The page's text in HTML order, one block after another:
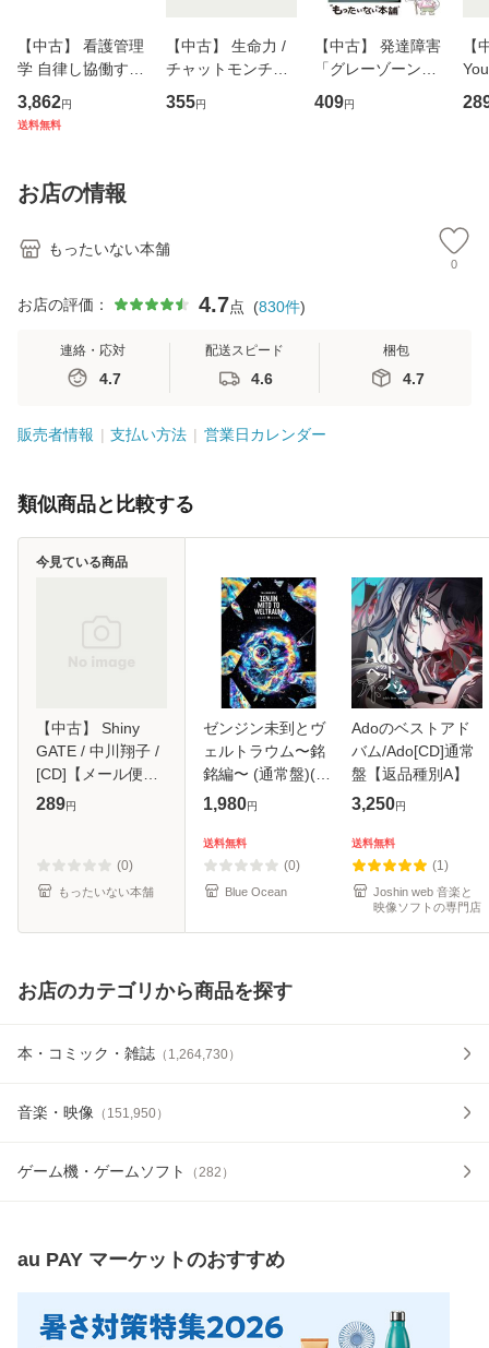
【中古】 看護管理
学 自律し協働する
専門職の看護マネ
ジメントスキル 改
恵 藤本幸三 / 南江
堂 [単行
3,862円
送料無料
【中古】 生命力 /
チャットモンチー /
キューンレコード
[CD]【メール便送
355円
【中古】 発達障害
「グレーゾーン」
その正しい理解と
克服法 (SB新書 57
409円
【
のが
お店の情報
もったいない本舗
0
お店の評価： 4.7点 (830件)
連絡・応対
4.7
配送スピード
4.6
梱包
4.7
販売者情報 支払い方法 営業日カレンダー
類似商品と比較する
【中古】 Shiny
GATE / 中川翔子 /
[CD]【メール便送
料無料】
289円
(0)
もったいない本舗
今見ている商品
ゼンジン未到とヴ
ェルトラウム〜銘
銘編〜 (通常盤)(2
枚組) [DVD]
1,980円
送料無料
(0)
Blue Ocean
Adoのベストアド
バム/Ado[CD]通常
盤【返品種別A】
3,250円
送料無料
(1)
Joshin web 音楽と
映像ソフトの専門店
お店のカテゴリから商品を探す
本・コミック・雑誌 （ 1,264,730）
音楽・映像 （ 151,950）
ゲーム機・ゲームソフト （282 ）
au PAY マーケットのおすすめ